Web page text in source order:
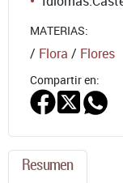
MATERIAS:
/ Flora / Flores
Compartir en:
Resumen